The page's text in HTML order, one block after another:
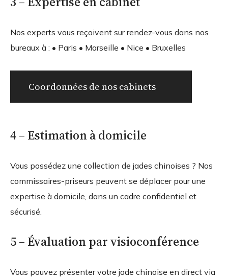
Nos experts vous reçoivent sur rendez-vous dans nos
bureaux à : • Paris • Marseille • Nice • Bruxelles
Coordonnées de nos cabinets
4 – Estimation à domicile
Vous possédez une collection de jades chinoises ? Nos
commissaires-priseurs peuvent se déplacer pour une
expertise à domicile, dans un cadre confidentiel et
sécurisé.
5 – Évaluation par visioconférence
Vous pouvez présenter votre jade chinoise en direct via